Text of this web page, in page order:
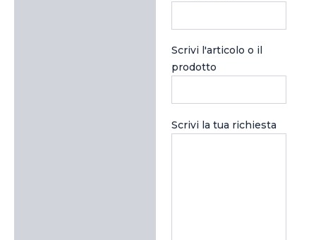
Scrivi l'articolo o il
prodotto
Scrivi la tua richiesta